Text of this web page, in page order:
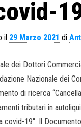
il 29 Marzo 2021 di
dei Dottori
Nazionale dei
di ricerca
tributari in
covid-19“. Il